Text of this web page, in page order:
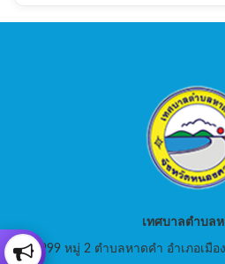
เทศบาลตำบล
999 หมู่ 2 ตำบลหาดคำ อำเภอเมือ